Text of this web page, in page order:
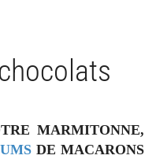
MARMITONNE,
DE MACARONS